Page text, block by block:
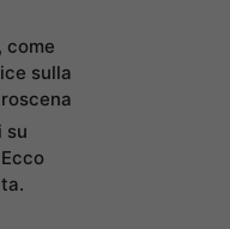
come
sulla
su